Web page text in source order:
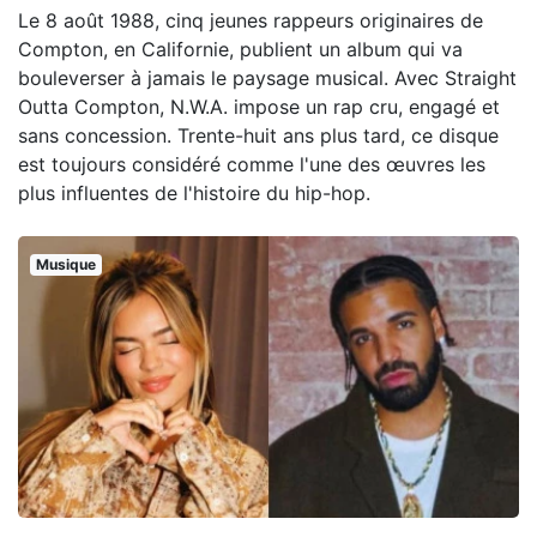
Le 8 août 1988, cinq jeunes rappeurs originaires de
Compton, en Californie, publient un album qui va
bouleverser à jamais le paysage musical. Avec Straight
Outta Compton, N.W.A. impose un rap cru, engagé et
sans concession. Trente-huit ans plus tard, ce disque
est toujours considéré comme l'une des œuvres les
plus influentes de l'histoire du hip-hop.
Musique